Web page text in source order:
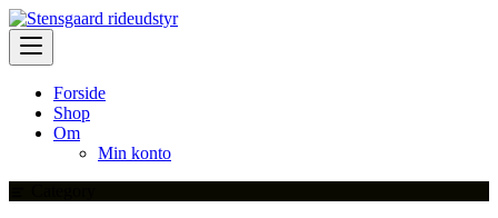
Skip
to
content
Forside
Shop
Om
Min konto